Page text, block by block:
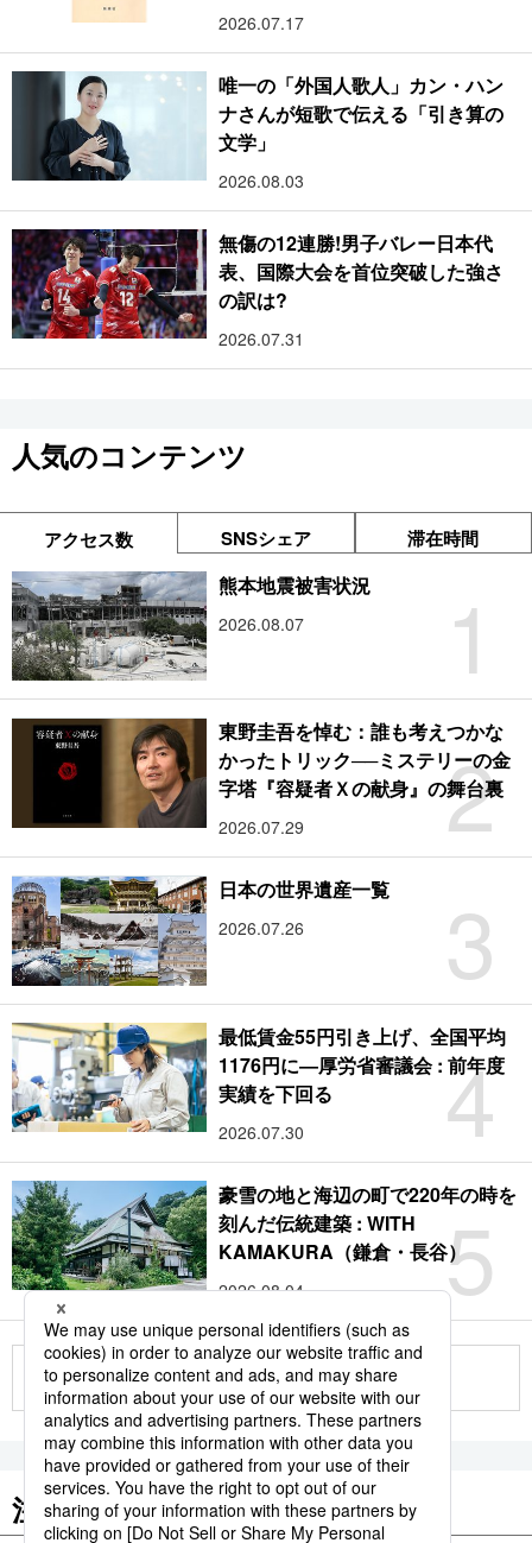
2026.07.17
唯一の「外国人歌人」カン・ハン
ナさんが短歌で伝える「引き算の
文学」
2026.08.03
無傷の12連勝!男子バレー日本代
表、国際大会を首位突破した強さ
の訳は?
2026.07.31
人気のコンテンツ
アクセス数 SNSシェア 滞在時間
1
熊本地震被害状況
2026.08.07
2
東野圭吾を悼む：誰も考えつかな
かったトリック──ミステリーの金
字塔『容疑者Ｘの献身』の舞台裏
2026.07.29
3
日本の世界遺産一覧
2026.07.26
4
最低賃金55円引き上げ、全国平均
1176円に―厚労省審議会 : 前年度
実績を下回る
2026.07.30
5
豪雪の地と海辺の町で220年の時を
刻んだ伝統建築 : WITH
KAMAKURA（鎌倉・長谷）
2026.08.04
もっと見る
注目のキーワード